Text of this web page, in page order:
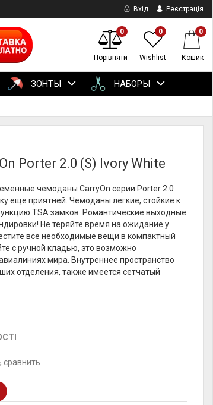
Вхід Реєстрація
0
Порівняти
0
Wishlist
0
Кошик
ЗОНТЫ НАБОРЫ
Porter 2.0 (S) Ivory White
чемоданы CarryOn серии Porter 2.0
еще приятней. Чемоданы легкие, стойкие к
TSA замков. Романтические выходные
Не теряйте время на ожидание у
все необходимые вещи в компактный
с ручной кладью, это возможно
мира. Внутреннее пространство
отделения, также имеется сетчатый
сравнить